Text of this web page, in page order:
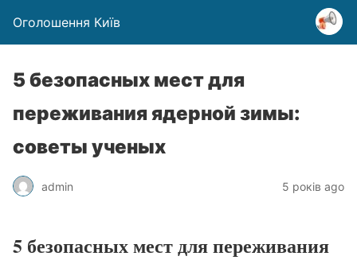
Оголошення Київ
5 безопасных мест для
переживания ядерной зимы:
советы ученых
admin 5 років ago
5 безопасных мест для переживания